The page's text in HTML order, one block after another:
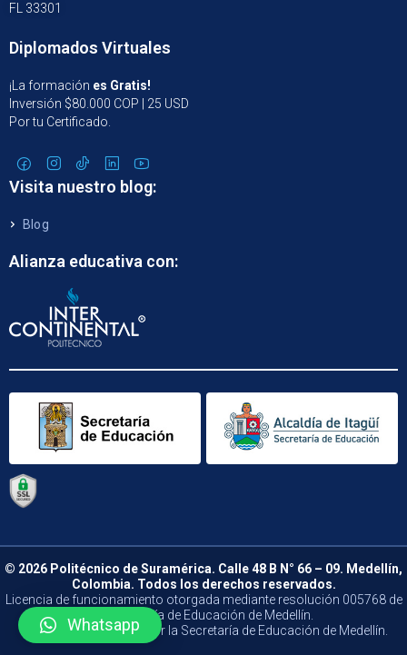
FL 33301
Diplomados Virtuales
¡La formación es Gratis!
Inversión $80.000 COP | 25 USD
Por tu Certificado.
Visita nuestro blog:
Blog
Alianza educativa con:
© 2026 Politécnico de Suramérica. Calle 48 B N° 66 – 09. Medellín,
Colombia. Todos los derechos reservados.
Licencia de funcionamiento otorgada mediante resolución 005768 de
la Secretaría de Educación de Medellín.
Vigilado y Controlado por la Secretaría de Educación de Medellín.
Whatsapp